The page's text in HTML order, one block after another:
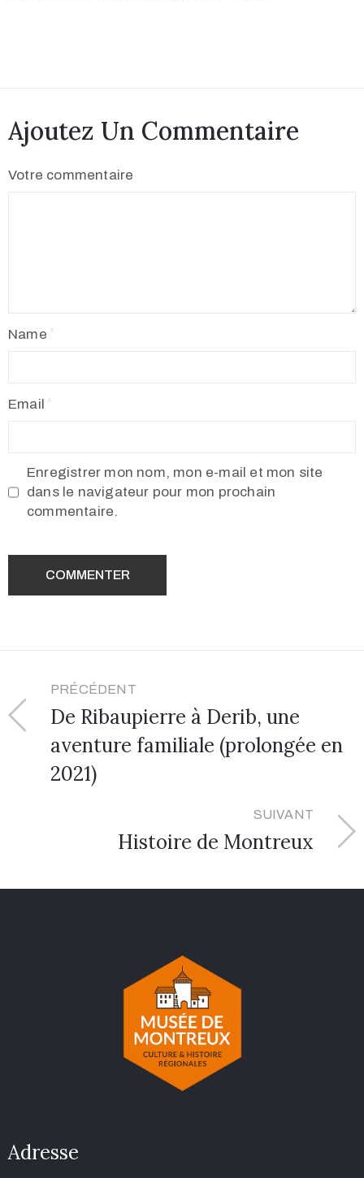
Ajoutez Un Commentaire
Votre commentaire
Name
Email
Enregistrer mon nom, mon e-mail et mon site
dans le navigateur pour mon prochain
commentaire.
PRÉCÉDENT
De Ribaupierre à Derib, une
aventure familiale (prolongée en
2021)
SUIVANT
Histoire de Montreux
Adresse